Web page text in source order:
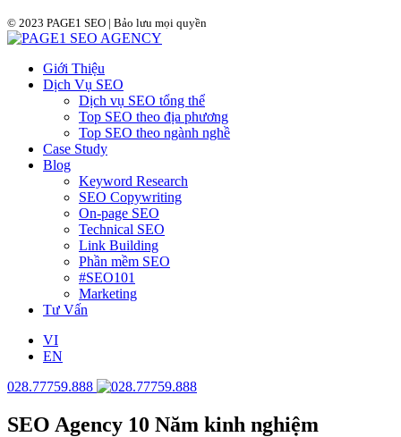
© 2023 PAGE1 SEO | Bảo lưu mọi quyền
Giới Thiệu
Dịch Vụ SEO
Dịch vụ SEO tổng thể
Top SEO theo địa phương
Top SEO theo ngành nghề
Case Study
Blog
Keyword Research
SEO Copywriting
On-page SEO
Technical SEO
Link Building
Phần mềm SEO
#SEO101
Marketing
Tư Vấn
VI
EN
028.77759.888
SEO Agency 10 Năm kinh nghiệm